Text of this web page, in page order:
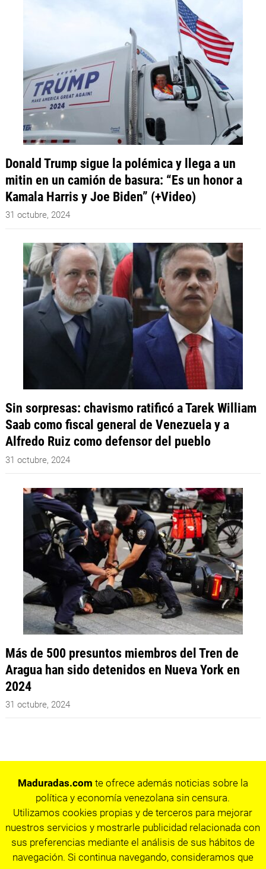
Donald Trump sigue la polémica y llega a un
mitin en un camión de basura: “Es un honor a
Kamala Harris y Joe Biden” (+Video)
31 octubre, 2024
Sin sorpresas: chavismo ratificó a Tarek William
Saab como fiscal general de Venezuela y a
Alfredo Ruiz como defensor del pueblo
31 octubre, 2024
Más de 500 presuntos miembros del Tren de
Aragua han sido detenidos en Nueva York en
2024
31 octubre, 2024
Maduradas.com te ofrece además noticias sobre la
política y economía venezolana sin censura.
Utilizamos cookies propias y de terceros para mejorar
nuestros servicios y mostrarle publicidad relacionada con
sus preferencias mediante el análisis de sus hábitos de
navegación. Si continua navegando, consideramos que